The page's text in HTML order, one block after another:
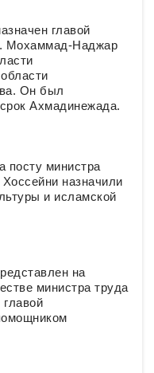
главой
Мохаммад-Наджар
Он был
Ахмадинежада.
посту министра
назначили
и исламской
на
министра труда